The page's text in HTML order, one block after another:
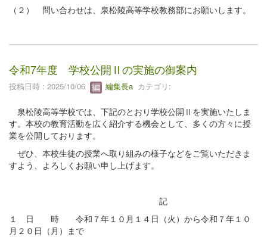
（２） 問い合わせは、泉松陵高等学校教務部にお願いします。
令和7年度 学校公開Ⅱの実施の御案内
投稿日時 : 2025/10/06 編集長a カテゴリ:
泉松陵高等学校では、下記のとおり学校公開Ⅱを実施いたしま
す。本校の教育活動を広く紹介する機会として、多くの方々に授
業を公開しております。
ぜひ、本校生徒の授業へ取り組みの様子などをご覧いただきま
すよう、よろしくお願い申し上げます。
記
１ 日 時 令和７年１０月１４日（火）から令和７年１０
月２０日（月）まで